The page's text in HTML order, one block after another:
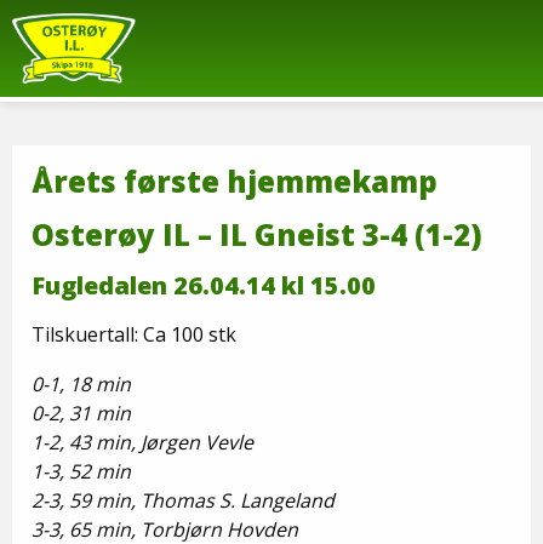
Årets første hjemmekamp
Osterøy IL – IL Gneist 3-4 (1-2)
Fugledalen 26.04.14 kl 15.00
Tilskuertall: Ca 100 stk
0-1, 18 min
0-2, 31 min
1-2, 43 min, Jørgen Vevle
1-3, 52 min
2-3, 59 min, Thomas S. Langeland
3-3, 65 min, Torbjørn Hovden